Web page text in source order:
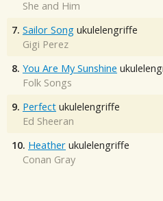
She and Him
7. Sailor Song ukulelengriffe
Gigi Perez
8. You Are My Sunshine
Folk Songs
9. Perfect ukulelengriffe
Ed Sheeran
10. Heather ukulelengriffe
Conan Gray